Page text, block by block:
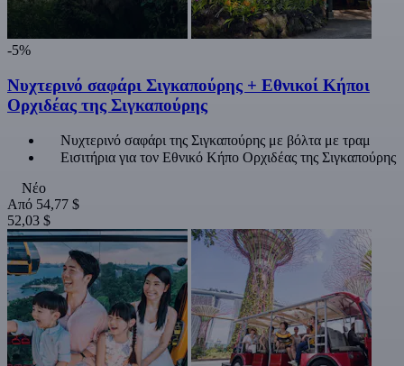
-5%
Νυχτερινό σαφάρι Σιγκαπούρης + Εθνικοί Κήποι
Ορχιδέας της Σιγκαπούρης
Νυχτερινό σαφάρι της Σιγκαπούρης με βόλτα με τραμ
Εισιτήρια για τον Εθνικό Κήπο Ορχιδέας της Σιγκαπούρης
Νέο
Από 54,77 $
52,03 $